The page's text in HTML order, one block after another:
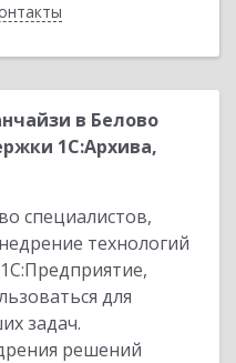
в Белово
1С:Архива,
специалистов,
технологий
для
задач.
решений